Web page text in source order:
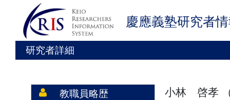
慶應義塾研究者
研究者詳細
教職員略歴
小林 啓孝